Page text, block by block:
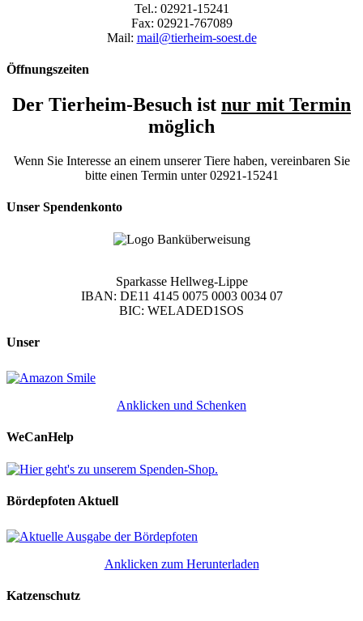
Tel.: 02921-15241
Fax: 02921-767089
Mail: mail@tierheim-soest.de
Öffnungszeiten
Der Tierheim-Besuch ist nur mit Termin
möglich
Wenn Sie Interesse an einem unserer Tiere haben, vereinbaren Sie
bitte einen Termin unter 02921-15241
Unser Spendenkonto
Sparkasse Hellweg-Lippe
IBAN: DE11 4145 0075 0003 0034 07
BIC: WELADED1SOS
Unser
Anklicken und Schenken
WeCanHelp
Bördepfoten Aktuell
Anklicken zum Herunterladen
Katzenschutz